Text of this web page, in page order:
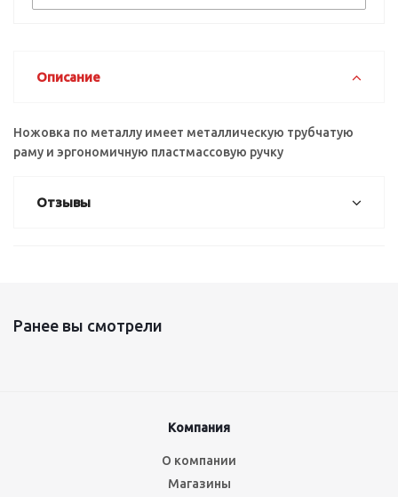
Описание
Ножовка по металлу имеет металлическую трубчатую
раму и эргономичную пластмассовую ручку
Отзывы
Ранее вы смотрели
Компания
О компании
Магазины